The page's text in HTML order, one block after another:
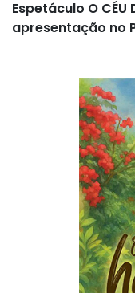
Espetáculo O CÉU
apresentação no